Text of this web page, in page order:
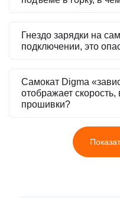
Гнездо зарядки на
подключении, это
Самокат Digma
отображает
прошивки?